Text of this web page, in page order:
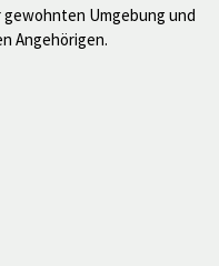
gewohnten Umgebung und
Angehörigen.